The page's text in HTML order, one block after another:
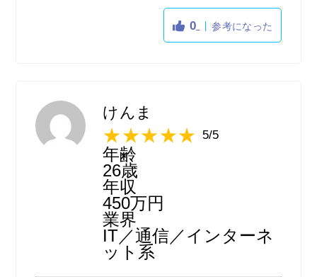
のある企業からもオファーを受け取ることが
のような自己ＰＲやガクチカが企業にうける
のか、研究するためにも用いることができま
した。
0 参考になった
けんま
5/5
年齢
26歳
年収
450万円
業界
IT／通信／インターネ
ット系